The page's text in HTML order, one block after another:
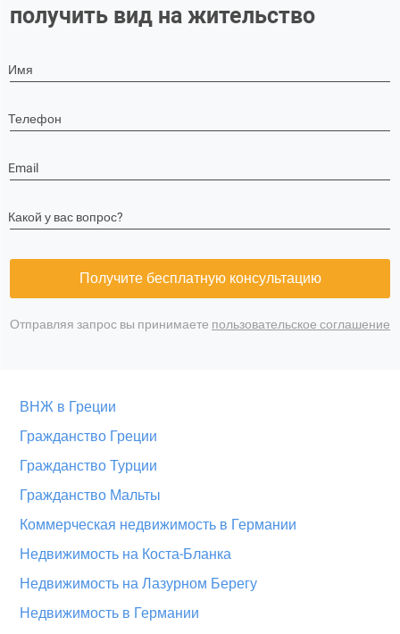
получить вид на жительство
Имя
Телефон
Email
Какой у вас вопрос?
Получите бесплатную консультацию
Отправляя запрос вы принимаете пользовательское соглашение
ВНЖ в Греции
Гражданство Греции
Гражданство Турции
Гражданство Мальты
Коммерческая недвижимость в Германии
Недвижимость на Коста-Бланка
Недвижимость на Лазурном Берегу
Недвижимость в Германии